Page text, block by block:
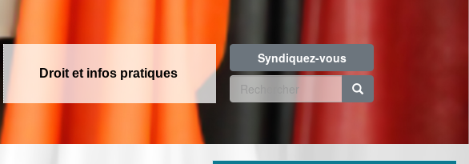
Droit et infos pratiques
Syndiquez-vous
Formulaire
recherche